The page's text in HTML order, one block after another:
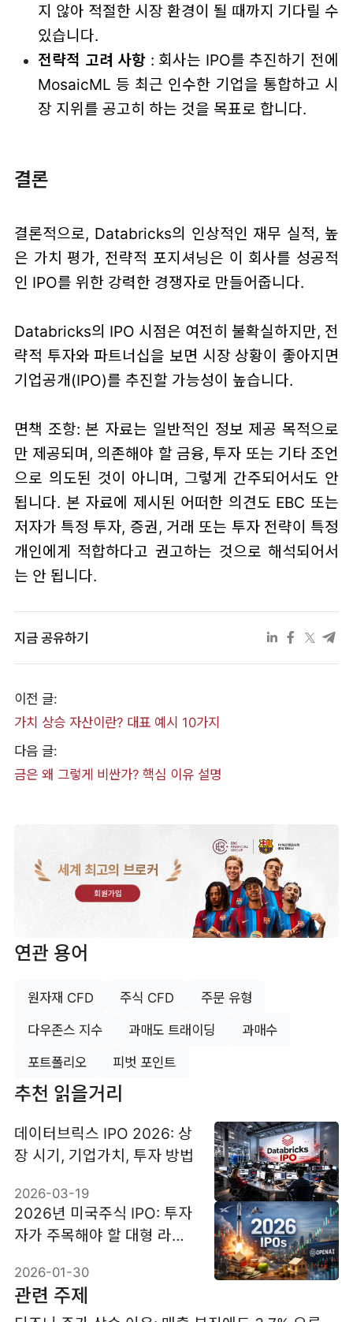
지 않아 적절한 시장 환경이 될 때까지 기다릴 수
있습니다.
전략적 고려 사항 : 회사는 IPO를 추진하기 전에
MosaicML 등 최근 인수한 기업을 통합하고 시
장 지위를 공고히 하는 것을 목표로 합니다.
결론
결론적으로, Databricks의 인상적인 재무 실적, 높
은 가치 평가, 전략적 포지셔닝은 이 회사를 성공적
인 IPO를 위한 강력한 경쟁자로 만들어줍니다.
Databricks의 IPO 시점은 여전히 불확실하지만, 전
략적 투자와 파트너십을 보면 시장 상황이 좋아지면
기업공개(IPO)를 추진할 가능성이 높습니다.
면책 조항: 본 자료는 일반적인 정보 제공 목적으로
만 제공되며, 의존해야 할 금융, 투자 또는 기타 조언
으로 의도된 것이 아니며, 그렇게 간주되어서도 안
됩니다. 본 자료에 제시된 어떠한 의견도 EBC 또는
저자가 특정 투자, 증권, 거래 또는 투자 전략이 특정
개인에게 적합하다고 권고하는 것으로 해석되어서
는 안 됩니다.
지금 공유하기
이전 글:
가치 상승 자산이란? 대표 예시 10가지
다음 글:
금은 왜 그렇게 비싼가? 핵심 이유 설명
세계 최고의 브로커
회원가입
연관 용어
원자재 CFD 주식 CFD 주문 유형
다우존스 지수 과매도 트래이딩 과매수
포트폴리오 피벗 포인트
추천 읽을거리
데이터브릭스 IPO 2026: 상
장 시기, 기업가치, 투자 방법
2026-03-19
2026년 미국주식 IPO: 투자
자가 주목해야 할 대형 라인
2026-01-30
관련 주제